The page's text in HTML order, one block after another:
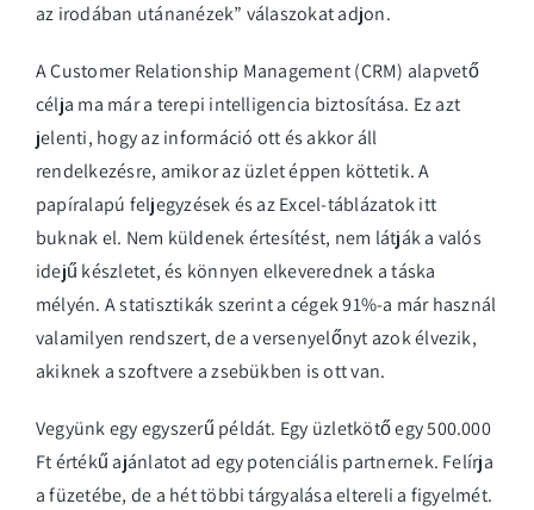
az irodában utánanézek” válaszokat adjon.
ACustomer Relationship Management (CRM) alapvető
célja ma már a terepi intelligencia biztosítása. Ez azt
jelenti, hogy az információ ott és akkor áll
rendelkezésre, amikor az üzlet éppen köttetik. A
papíralapú feljegyzések és az Excel-táblázatok itt
buknak el. Nem küldenek értesítést, nem látják a valós
idejű készletet, és könnyen elkeverednek a táska
mélyén. A statisztikák szerint a cégek 91%-a már használ
valamilyen rendszert, de a versenyelőnyt azok élvezik,
akiknek a szoftvere a zsebükben is ott van.
Vegyünk egy egyszerű példát. Egy üzletkötő egy 500.000
Ft értékű ajánlatot ad egy potenciális partnernek. Felírja
a füzetébe, de a hét többi tárgyalása eltereli a figyelmét.